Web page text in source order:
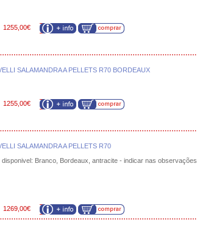
1255,00€
SALAMANDRA A PELLETS R70 BORDEAUX
1255,00€
SALAMANDRA A PELLETS R70
disponivel: Branco, Bordeaux, antracite - indicar nas observações
1269,00€